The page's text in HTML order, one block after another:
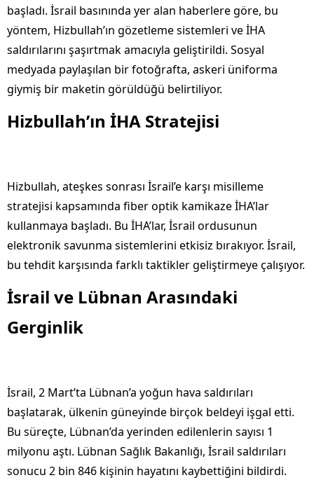
başladı. İsrail basınında yer alan haberlere göre, bu
yöntem, Hizbullah’ın gözetleme sistemleri ve İHA
saldırılarını şaşırtmak amacıyla geliştirildi. Sosyal
medyada paylaşılan bir fotoğrafta, askeri üniforma
giymiş bir maketin görüldüğü belirtiliyor.
Hizbullah’ın İHA Stratejisi
Hizbullah, ateşkes sonrası İsrail’e karşı misilleme
stratejisi kapsamında fiber optik kamikaze İHA’lar
kullanmaya başladı. Bu İHA’lar, İsrail ordusunun
elektronik savunma sistemlerini etkisiz bırakıyor. İsrail,
bu tehdit karşısında farklı taktikler geliştirmeye çalışıyor.
İsrail ve Lübnan Arasındaki
Gerginlik
İsrail, 2 Mart’ta Lübnan’a yoğun hava saldırıları
başlatarak, ülkenin güneyinde birçok beldeyi işgal etti.
Bu süreçte, Lübnan’da yerinden edilenlerin sayısı 1
milyonu aştı. Lübnan Sağlık Bakanlığı, İsrail saldırıları
sonucu 2 bin 846 kişinin hayatını kaybettiğini bildirdi.